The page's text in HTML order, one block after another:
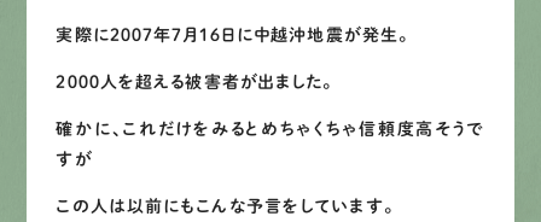
実際に２００７年７月１６日に中越沖地震が発生。
２０００人を超える被害者が出ました。
確かに、これだけをみるとめちゃくちゃ信頼度高そうで
すが
この人は以前にもこんな予言をしています。